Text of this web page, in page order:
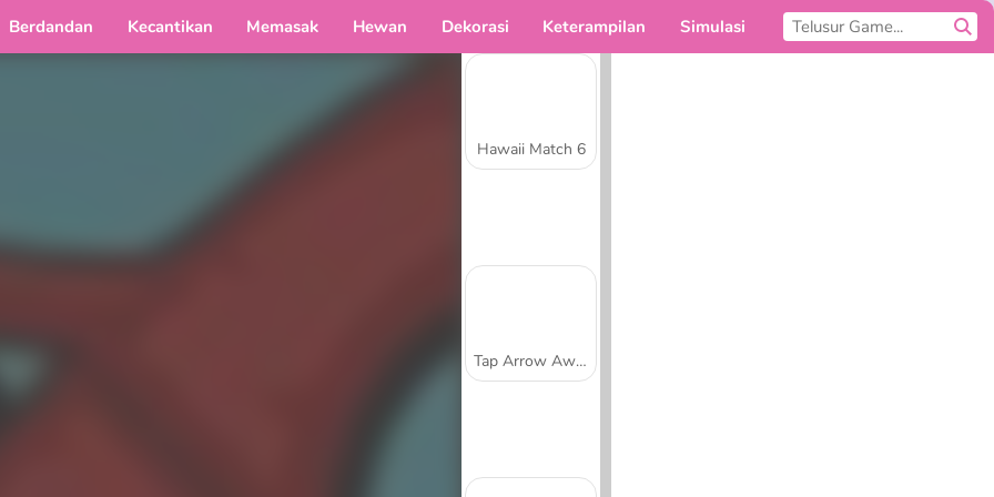
Berdandan Kecantikan Memasak Hewan Dekorasi Keterampilan Simulasi
Hawaii Match 6
Tap Arrow Away